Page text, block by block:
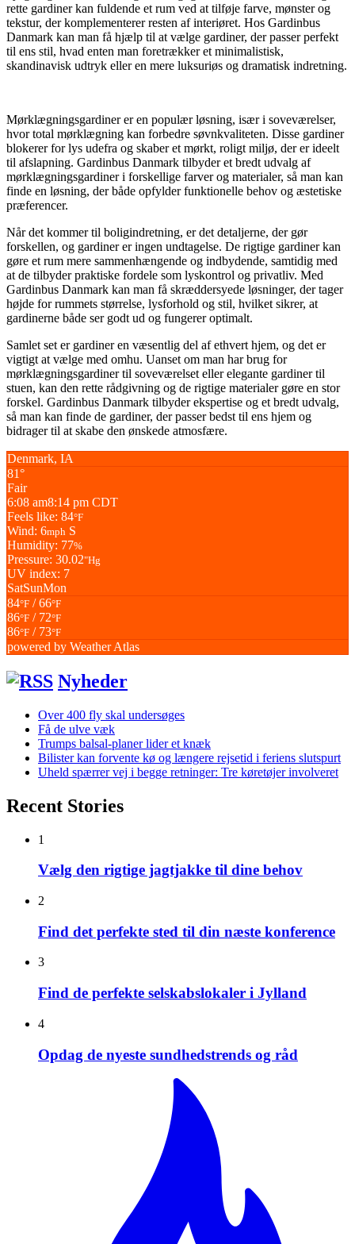
rette gardiner kan fuldende et rum ved at tilføje farve, mønster og
tekstur, der komplementerer resten af interiøret. Hos Gardinbus
Danmark kan man få hjælp til at vælge gardiner, der passer perfekt
til ens stil, hvad enten man foretrækker et minimalistisk,
skandinavisk udtryk eller en mere luksuriøs og dramatisk indretning.
Mørklægningsgardiner er en populær løsning, især i soveværelser,
hvor total mørklægning kan forbedre søvnkvaliteten. Disse gardiner
blokerer for lys udefra og skaber et mørkt, roligt miljø, der er ideelt
til afslapning. Gardinbus Danmark tilbyder et bredt udvalg af
mørklægningsgardiner i forskellige farver og materialer, så man kan
finde en løsning, der både opfylder funktionelle behov og æstetiske
præferencer.
Når det kommer til boligindretning, er det detaljerne, der gør
forskellen, og gardiner er ingen undtagelse. De rigtige gardiner kan
gøre et rum mere sammenhængende og indbydende, samtidig med
at de tilbyder praktiske fordele som lyskontrol og privatliv. Med
Gardinbus Danmark kan man få skræddersyede løsninger, der tager
højde for rummets størrelse, lysforhold og stil, hvilket sikrer, at
gardinerne både ser godt ud og fungerer optimalt.
Samlet set er gardiner en væsentlig del af ethvert hjem, og det er
vigtigt at vælge med omhu. Uanset om man har brug for
mørklægningsgardiner til soveværelset eller elegante gardiner til
stuen, kan den rette rådgivning og de rigtige materialer gøre en stor
forskel. Gardinbus Danmark tilbyder ekspertise og et bredt udvalg,
så man kan finde de gardiner, der passer bedst til ens hjem og
bidrager til at skabe den ønskede atmosfære.
Denmark, IA
81°
Fair
6:08 am8:14 pm CDT
Feels like: 84°F
Wind: 6mph S
Humidity: 77%
Pressure: 30.02"Hg
UV index: 7
SatSunMon
84°F / 66°F
86°F / 72°F
86°F / 73°F
powered by Weather Atlas
Nyheder
Over 400 fly skal undersøges
Få de ulve væk
Trumps balsal-planer lider et knæk
Bilister kan forvente kø og længere rejsetid i feriens slutspurt
Uheld spærrer vej i begge retninger: Tre køretøjer involveret
Recent Stories
1
Vælg den rigtige jagtjakke til dine behov
2
Find det perfekte sted til din næste konference
3
Find de perfekte selskabslokaler i Jylland
4
Opdag de nyeste sundhedstrends og råd